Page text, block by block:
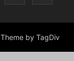
by TagDiv